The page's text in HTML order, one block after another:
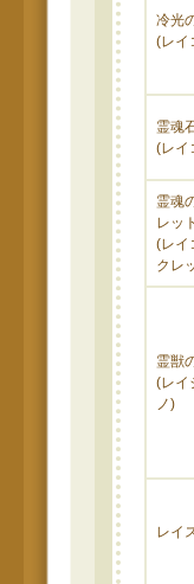
冷光
(レイ
霊魂
(レイ
霊魂
レット
(レイ
クレ
霊獣
(レイ
ノ)
レイ